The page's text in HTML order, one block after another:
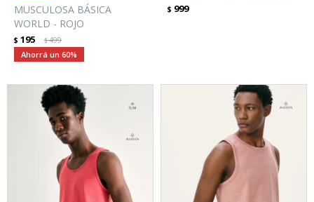
MUSCULOSA BÁSICA
WORLD - ROJO
$ 195 $499
60
$ 999